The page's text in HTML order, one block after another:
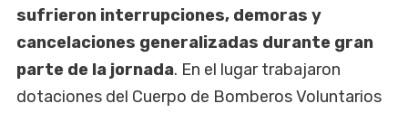
sufrieron interrupciones, demoras y
cancelaciones generalizadas durante gran
parte de la jornada. En el lugar trabajaron
dotaciones del Cuerpo de Bomberos Voluntarios